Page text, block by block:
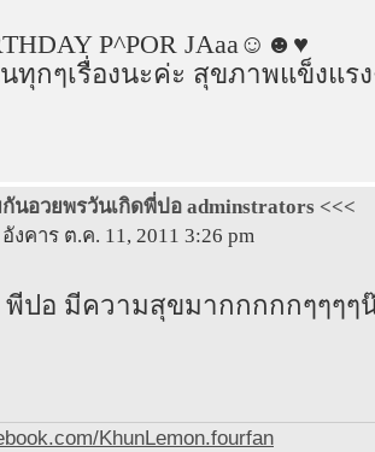
P^POR JAaa☺☻♥
ทุกๆเรื่องนะค่ะ สุขภาพแข็งแรง
นอวยพรวันเกิดพี่ปอ adminstrators <<<
อังคาร ต.ค. 11, 2011 3:26 pm
พี่ปอ มีความสุขมากกกกกๆๆๆๆ
KhunLemon.fourfan